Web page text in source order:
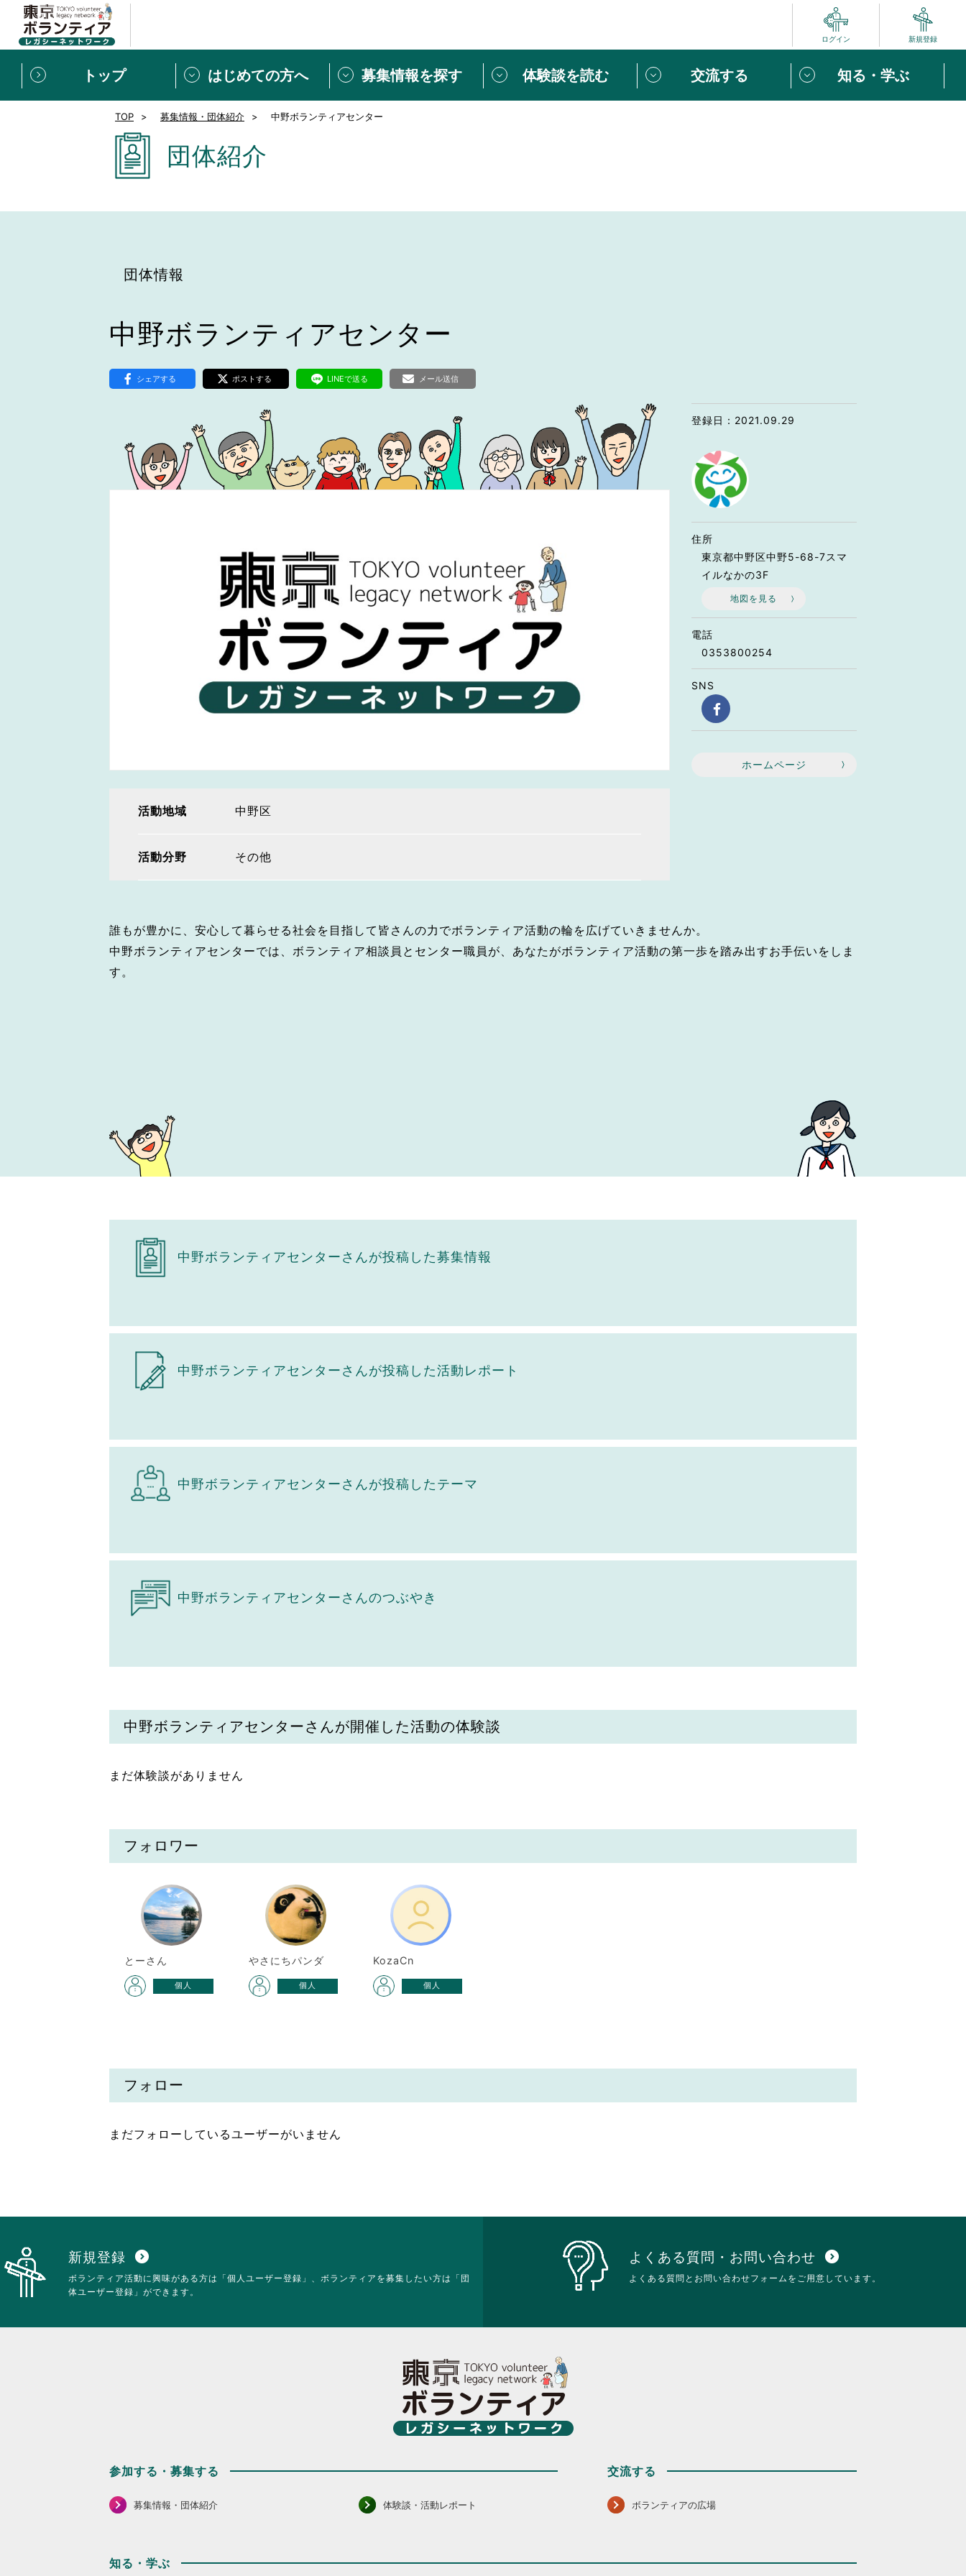
ログイン 新規登録
トップ はじめての方へ
新規登録 ボランティアをしたい方は
VLNポイントとは
募集情報を探す
募集情報
体験談を読む
[個人] 体験談
交流する
ボランティアの広場
知る・学ぶ
新着記事一覧
スペシャルインタビュー
東京2020大会の軌跡
シティキャスト
おもてなし語学ボランティア
TOP 募集情報・団体紹介 中野ボランティアセンター
団体紹介
団体情報
中野ボランティアセンター
シェアする ポストする LINEで送る メール送信
活動地域 中野区
活動分野 その他
登録日：2021.09.29
住所
東京都中野区中野5-68-7スマ
イルなかの3F
地図を見る
電話
0353800254
SNS
ホームページ
誰もが豊かに、安心して暮らせる社会を目指して皆さんの力でボランティア活動の輪を広げていきませんか。
中野ボランティアセンターでは、ボランティア相談員とセンター職員が、あなたがボランティア活動の第一歩を踏み出すお手伝いをしま
す。
中野ボランティアセンターさんが投稿した募集情報
中野ボランティアセンターさんが投稿した活動レポート
中野ボランティアセンターさんが投稿したテーマ
中野ボランティアセンターさんのつぶやき
中野ボランティアセンターさんが開催した活動の体験談
まだ体験談がありません
フォロワー
とーさん
個人
やさにちパンダ
個人
KozaCn
個人
フォロー
まだフォローしているユーザーがいません
新規登録 expand_circle_down
ボランティア活動に興味がある方は「個人ユーザー登録」、ボランティアを募集したい方は「団
体ユーザー登録」ができます。
よくある質問・お問い合わせ expand_circle_down
よくある質問とお問い合わせフォームをご用意しています。
参加する・募集する
募集情報・団体紹介 体験談・活動レポート
交流する
ボランティアの広場
知る・学ぶ